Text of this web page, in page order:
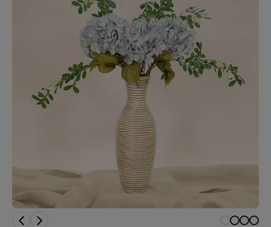
Konstblommor tips
Kundtjänst
Logga in